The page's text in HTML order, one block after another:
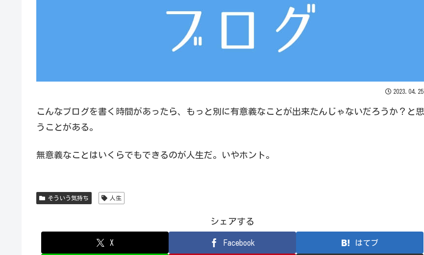
2023.04.25
こんなブログを書く時間があったら、もっと別に有意義なことが出来たんじゃないだろうか？と思
うことがある。
無意義なことはいくらでもできるのが人生だ。いやホント。
そういう気持ち 人生
シェアする
X Facebook はてブ